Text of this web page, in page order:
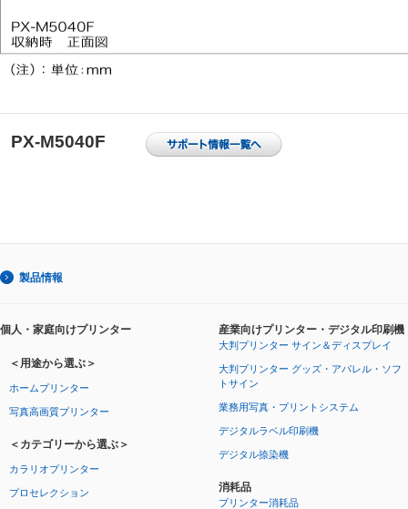
PX-M5040F
製品情報
個人・家庭向けプリンター
＜用途から選ぶ＞
ホームプリンター
写真高画質プリンター
＜カテゴリーから選ぶ＞
カラリオプリンター
プロセレクション
産業向けプリンター・デジタル印刷機
大判プリンター サイン＆ディスプレイ
大判プリンター グッズ・アパレル・ソフ
トサイン
業務用写真・プリントシステム
デジタルラベル印刷機
デジタル捺染機
消耗品
プリンター消耗品